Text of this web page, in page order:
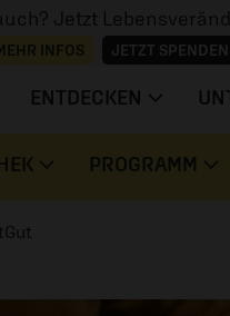
Jetzt
INFOS JETZT SPENDEN
ENTDECKEN
PROGRAMM